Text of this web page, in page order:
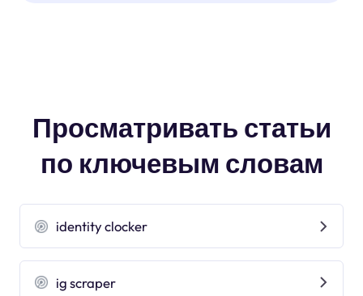
Просматривать статьи
по ключевым словам
identity clocker
ig scraper